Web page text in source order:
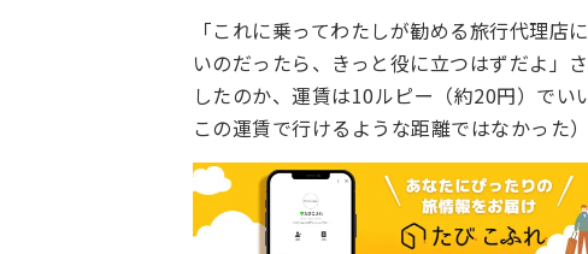
「これに乗ってわたしが勧める旅行代理店
いのだったら、きっと役に立つはずだよ」
したのか、運賃は10ルピー（約20円）で
この運賃で行けるような距離ではなかった）